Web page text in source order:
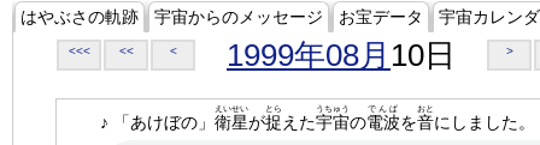
はやぶさの軌跡 宇宙からのメッセージ お宝データ 宇宙カレン
<<< << < 1999年08月 10日 >
♪ 「あけぼの」 衛星
えいせい
が捉
とら
えた宇宙
うちゅう
の電波
でんぱ
を音
おと
にしました。